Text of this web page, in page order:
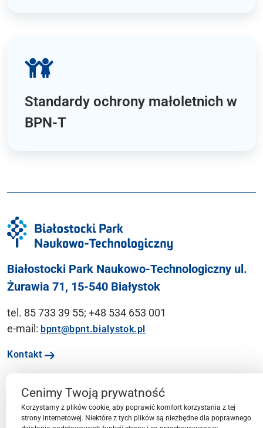
Standardy ochrony małoletnich w
BPN‑T
Białostocki Park Naukowo-Technologiczny ul.
Żurawia 71, 15-540 Białystok
tel. 85 733 39 55; +48 534 653 001
e-mail: bpnt@bpnt.bialystok.pl
Kontakt
Ważne linki
Cenimy Twoją prywatność
Korzystamy z plików cookie, aby poprawić komfort korzystania z tej
strony internetowej. Niektóre z tych plików są niezbędne dla poprawnego